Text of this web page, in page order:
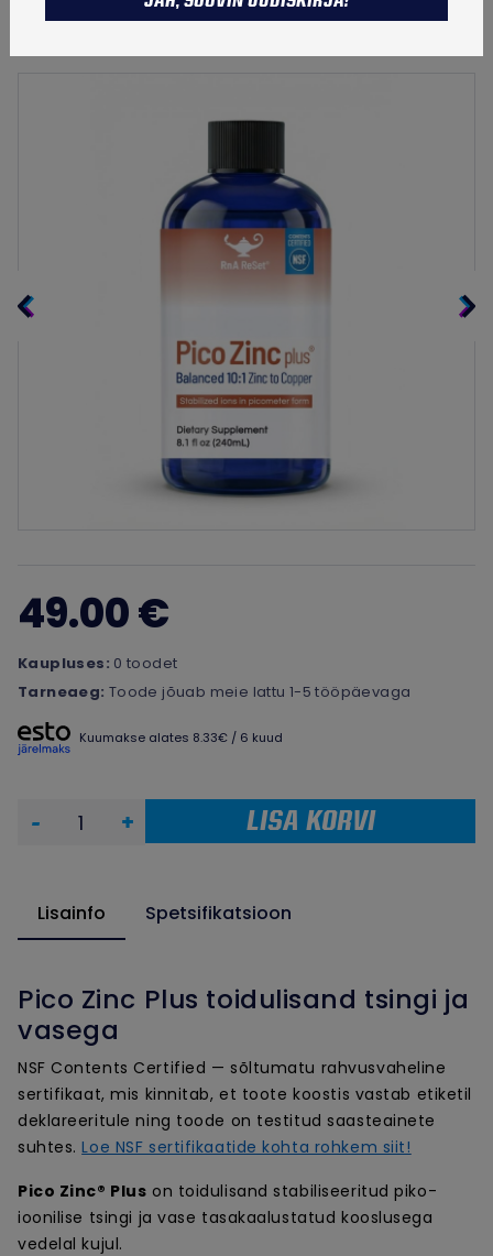
49.00 €
Kaupluses: 0 toodet
Tarneaeg: Toode jõuab meie lattu 1-5 tööpäevaga
Kuumakse alates 8.33€ / 6 kuud
- + LISA KORVI
Lisainfo Spetsifikatsioon
Pico Zinc Plus toidulisand tsingi ja
vasega
NSF Contents Certified — sõltumatu rahvusvaheline
sertifikaat, mis kinnitab, et toote koostis vastab etiketil
deklareeritule ning toode on testitud saasteainete
suhtes.Loe NSF sertifikaatide kohta rohkem siit!
Pico Zinc® Plus on toidulisand stabiliseeritud piko-
ioonilise tsingi ja vase tasakaalustatud kooslusega
vedelal kujul.